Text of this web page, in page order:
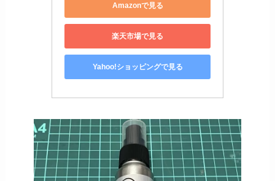
Amazonで見る
楽天市場で見る
Yahoo!ショッピングで見る